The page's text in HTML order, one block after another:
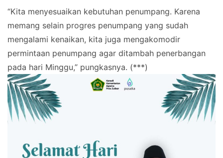
“Kita menyesuaikan kebutuhan penumpang. Karena
memang selain progres penumpang yang sudah
mengalami kenaikan, kita juga mengakomodir
permintaan penumpang agar ditambah penerbangan
pada hari Minggu,” pungkasnya. (***)